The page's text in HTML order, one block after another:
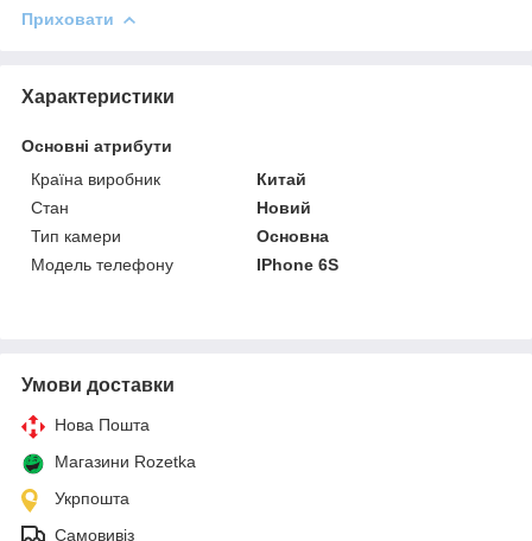
Приховати
Характеристики
Основні атрибути
Країна виробник
Китай
Стан
Новий
Тип камери
Основна
Модель телефону
IPhone 6S
Умови доставки
Нова Пошта
Магазини Rozetka
Укрпошта
Самовивіз